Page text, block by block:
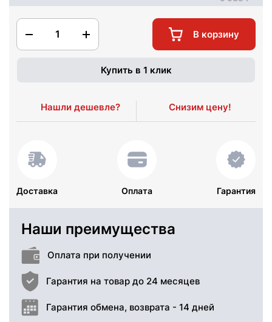
1 В корзину
Купить в 1 клик
Нашли дешевле? Снизим цену!
Доставка Оплата Гарантия
Наши преимущества
Оплата при получении
Гарантия на товар до 24 месяцев
Гарантия обмена, возврата - 14 дней